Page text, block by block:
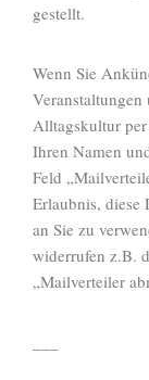
gestellt.
Wenn Sie
Alltagskultur
Ihren Namen
Feld
Erlaubnis, diese
an Sie zu
widerrufen z.B.
„Mailverteiler